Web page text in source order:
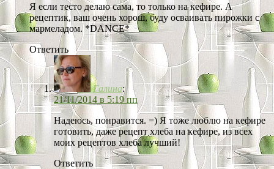
Я если тесто делаю сама, то только на кефире. А
рецептик, ваш очень хорош, буду осваивать пирожки с
мармеладом. *DANCE*
Ответить
Галина:
21/11/2014 в 5:19 пп
Надеюсь, понравится. =) Я тоже люблю на кефире
готовить, даже рецепт хлеба на кефире, из всех
моих рецептов хлеба лучший!
Ответить